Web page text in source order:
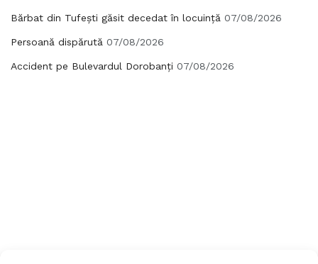
Bărbat din Tufești găsit decedat în locuință 07/08/2026
Persoană dispărută 07/08/2026
Accident pe Bulevardul Dorobanți 07/08/2026